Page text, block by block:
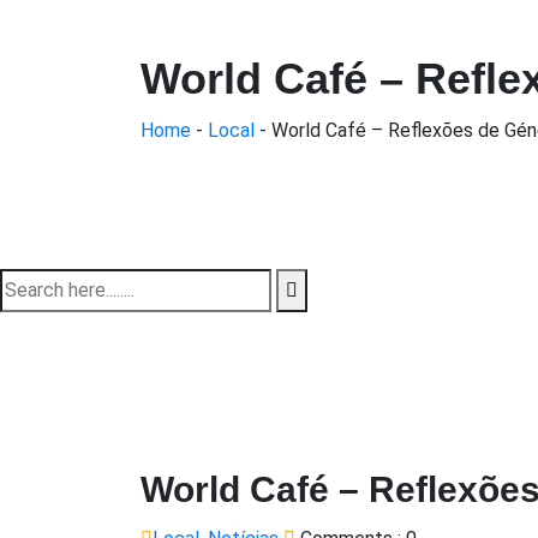
World Café –
Home - Local - World Café – Reflexões de
World Café –